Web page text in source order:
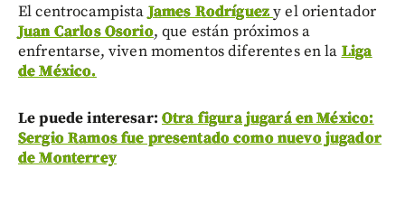
El centrocampistaJames Rodríguezy el orientador
Juan Carlos Osorio, que están próximos a
enfrentarse, viven momentos diferentes en la Liga
de México.
Le puede interesar: Otra figura jugará en México:
Sergio Ramos fue presentado como nuevo jugador
de Monterrey